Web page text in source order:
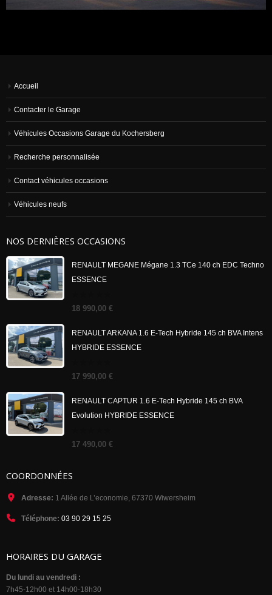
Accueil
Contacter le Garage
Véhicules Occasions Garage du Kochersberg
Recherche personnalisée
Contact véhicules occasions
Véhicules neufs
NOS DERNIÈRES OCCASIONS
RENAULT MEGANE Mégane 1.3 TCe 140 ch EDC Techno
ESSENCE
0
out
18 990,00 €
RENAULT ARKANA 1.6 E-Tech Hybride 145 ch BVA Intens
HYBRIDE ESSENCE
0
out
17 990,00 €
RENAULT CAPTUR 1.6 E-Tech Hybride 145 ch BVA
Evolution HYBRIDE ESSENCE
0
out
17 490,00 €
COORDONNÉES
Adresse: 1 Allée de L’economie, 67370 Wiwersheim
Téléphone: 03 90 29 15 25
HORAIRES DU GARAGE
Du lundi au vendredi :
7h45-12h00 et 14h00-18h30